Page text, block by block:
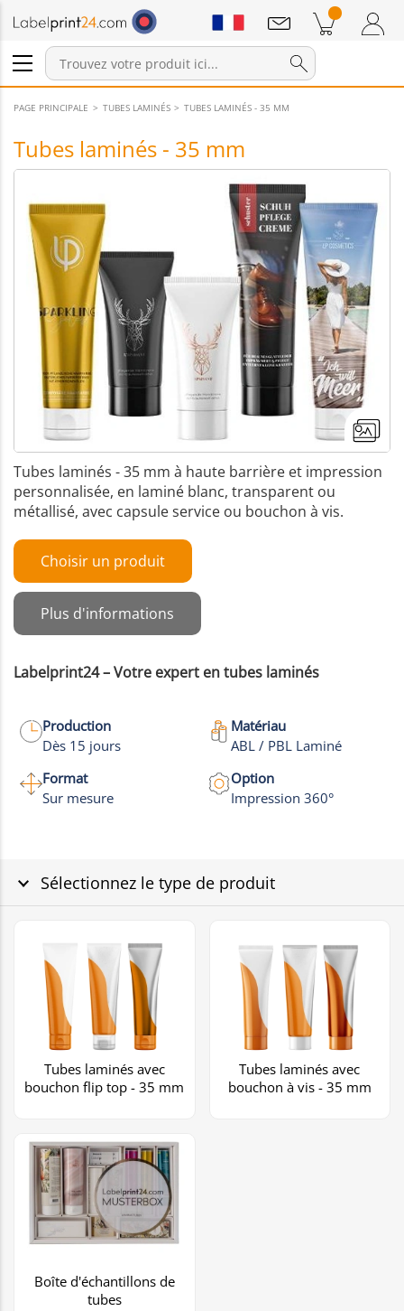
Connexion / Inscription
Produits dans le panier
Annonces
PAGE PRINCIPALE TUBES LAMINÉS TUBES LAMINÉS - 35 MM
Tubes laminés - 35 mm
+6
Photos
Tubes laminés - 35 mm à haute barrière et impression
personnalisée, en laminé blanc, transparent ou
métallisé, avec capsule service ou bouchon à vis.
Choisir un produit
Plus d'informations
Labelprint24 – Votre expert en tubes laminés
Production
Dès 15 jours
Matériau
ABL / PBL Laminé
Format
Sur mesure
Option
Impression 360°
Sélectionnez le type de produit
Tubes laminés avec
bouchon flip top - 35 mm
Tubes laminés avec
bouchon à vis - 35 mm
Boîte d'échantillons de
tubes